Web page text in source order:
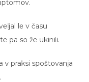
le v času
pa so že ukinili.
v praksi spoštovanja